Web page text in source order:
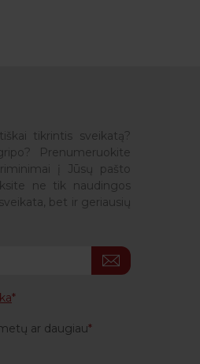
tikrintis sveikatą?
Prenumeruokite
į Jūsų pašto
ne tik naudingos
bet ir geriausių
ar daugiau